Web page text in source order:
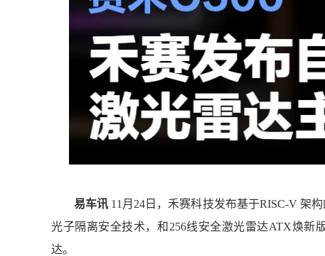
易车讯 11月24日，禾赛科技发布基于RISC-V 架
光子隔离安全技术， 和256线安全激光雷达ATX焕新版
达。